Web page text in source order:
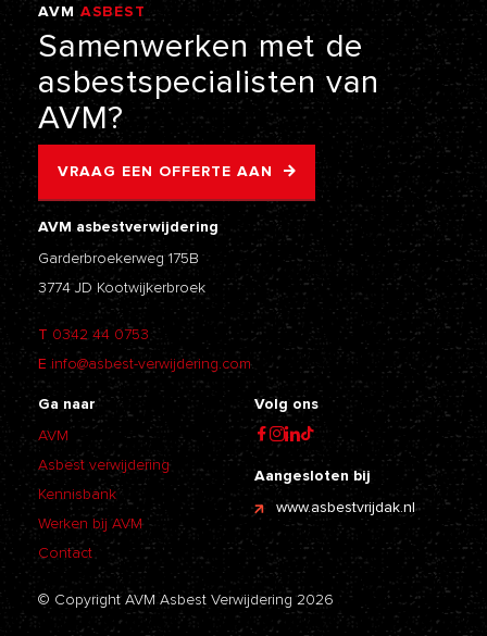
AVM ASBEST
VERWIJDERING
Samenwerken met de
asbestspecialisten van
AVM?
VRAAG EEN OFFERTE AAN
AVM asbestverwijdering
Garderbroekerweg 175B
3774 JD Kootwijkerbroek
T 0342 44 0753
E info@asbest-verwijdering.com
Ga naar
AVM
Asbest verwijdering
Kennisbank
Werken bij AVM
Contact
Volg ons
Aangesloten bij
www.asbestvrijdak.nl
© Copyright AVM Asbest Verwijdering 2026